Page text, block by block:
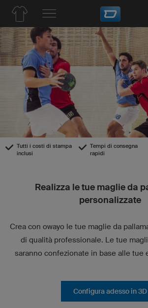
Tutti i costi di stampa
inclusi
Tempi di consegna
rapidi
Realizza le tue maglie da
personalizzate
Crea con owayo le tue maglie da
di qualità professionale. Le tue
saranno confezionate in base alle tue
Configura adesso in 3D